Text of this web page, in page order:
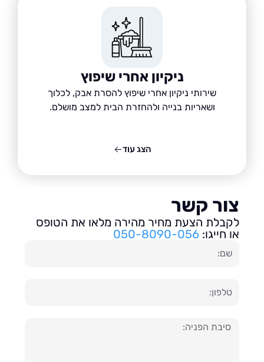
ניקיון אחרי שיפוץ
שירותי ניקיון אחרי שיפוץ להסרת אבק, לכלוך
ושאריות בנייה ולהחזרת הבית למצב מושלם.
קשר
הצעת מחיר מהירה מלאו את הטופס
חייגו:050-8090-056